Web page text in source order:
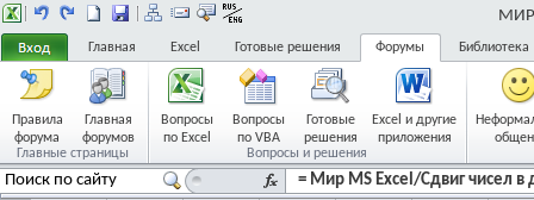
МИР
Главная Excel Готовые решения Форумы Библиотека
Правила
форума
Главная
форумов
Главные страницы
Вопросы
по Excel
Вопросы
по VBA
Готовые
решения
Excel и другие
приложения
Вопросы и решения
= Мир MS Excel/Сдвиг чисел